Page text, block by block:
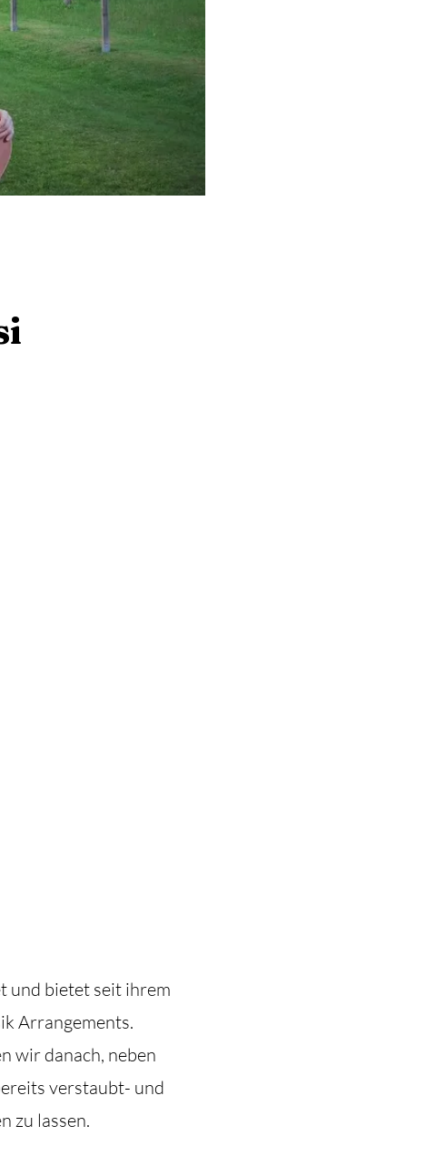
und bietet seit ihrem
Arrangements.
wir danach, neben
verstaubt- und
zu lassen.